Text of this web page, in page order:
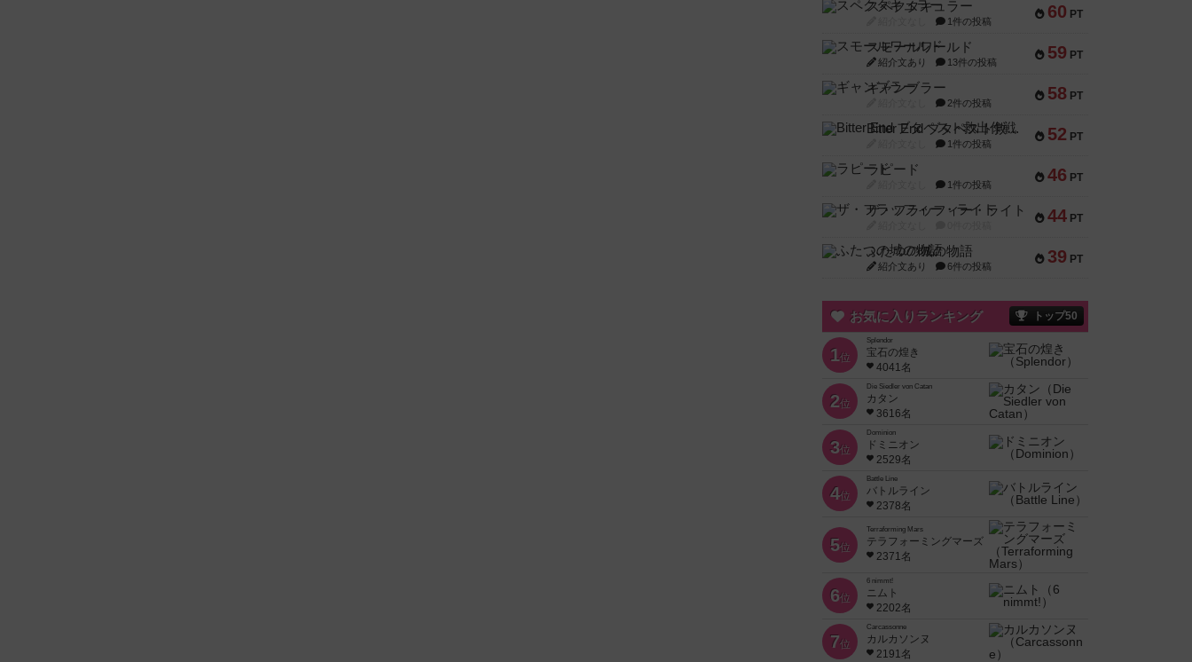
60 PT
スペクタキュラー
1件の投稿
59 PT
スモールワールド
紹介文あり 13件の投稿
58 PT
ギャンブラー
2件の投稿
52 PT
Bitter End ブタペスト救出作戦
1件の投稿
46 PT
ラピード
1件の投稿
44 PT
ザ・フラッフィー・ライト
39 PT
ふたつの城の物語
紹介文あり 6件の投稿
お気に入りランキング トップ50
1位
Splendor
宝石の煌き
4041名
2位
Die Siedler von Catan
カタン
3616名
3位
Dominion
ドミニオン
2529名
4位
Battle Line
バトルライン
2378名
5位
Terraforming Mars
テラフォーミングマーズ
2371名
6位
6 nimmt!
ニムト
2202名
7位
Carcassonne
カルカソンヌ
2191名